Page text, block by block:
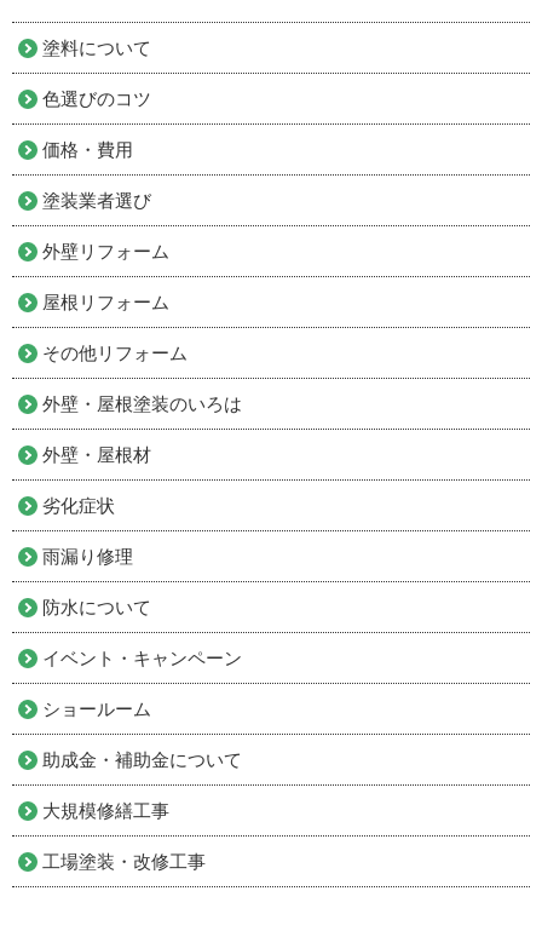
塗料について
色選びのコツ
価格・費用
塗装業者選び
外壁リフォーム
屋根リフォーム
その他リフォーム
外壁・屋根塗装のいろは
外壁・屋根材
劣化症状
雨漏り修理
防水について
イベント・キャンペーン
ショールーム
助成金・補助金について
大規模修繕工事
工場塗装・改修工事